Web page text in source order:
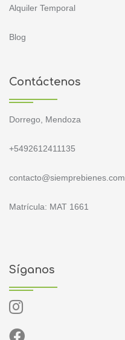
Alquiler Temporal
Blog
Contáctenos
Dorrego, Mendoza
+5492612411135
contacto@siemprebienes.com
Matrícula: MAT 1661
Síganos